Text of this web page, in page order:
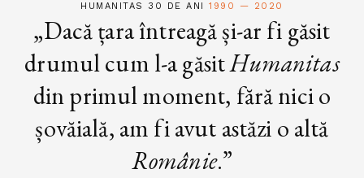
HUMANITAS 30 DE ANI1990 — 2020
„Dacă țara întreagă și-ar fi găsit
drumul cum l-a găsitHumanitas
din primul moment, fără nici o
șovăială, am fi avut astăzi o altă
Românie.”